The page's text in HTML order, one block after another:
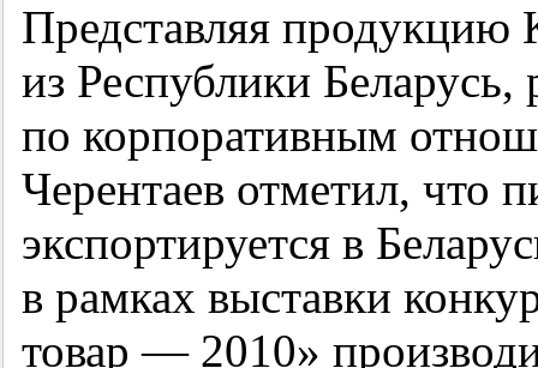
Представляя продукцию
из Республики
по корпоративным
Черентаев отметил, что
экспортируется в
в рамках выставки
товар — 2010»